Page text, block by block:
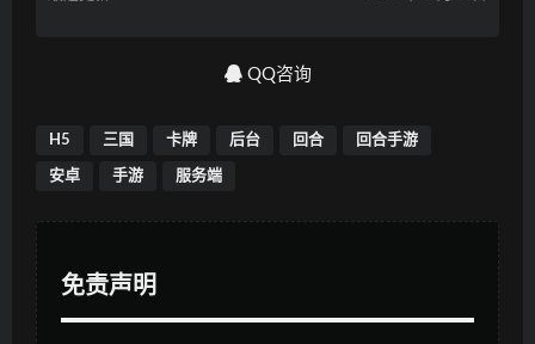
QQ咨询
H5 三国 卡牌 后台 回合 回合手游
安卓 手游 服务端
免责声明